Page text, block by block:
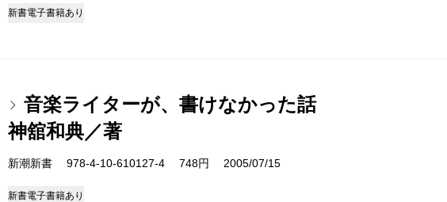
新書電子書籍あり
音楽ライターが、書けなかった話
神舘和典／著
新潮新書 978-4-10-610127-4 748円 2005/07/15
新書電子書籍あり